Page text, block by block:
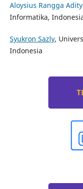
Aloysius Rangga
Informatika,
Syukron Sazly,
Indonesia